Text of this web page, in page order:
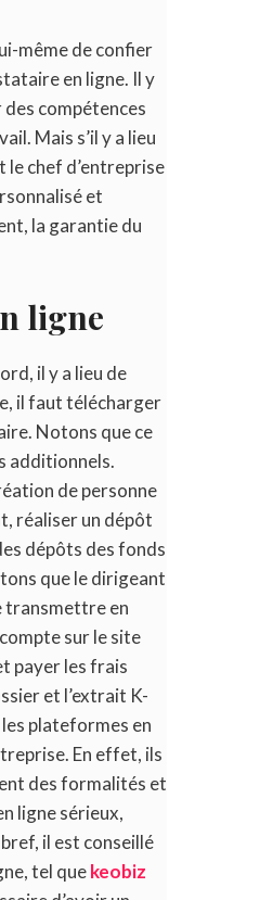
même de confier
en ligne. Il y
compétences
Mais s’il y a lieu
le chef d’entreprise
et
la garantie du
ligne
il y a lieu de
il faut télécharger
Notons que ce
additionnels.
de personne
réaliser un dépôt
dépôts des fonds
que le dirigeant
transmettre en
sur le site
payer les frais
et l’extrait K-
plateformes en
En effet, ils
des formalités et
ligne sérieux,
il est conseillé
tel quekeobiz